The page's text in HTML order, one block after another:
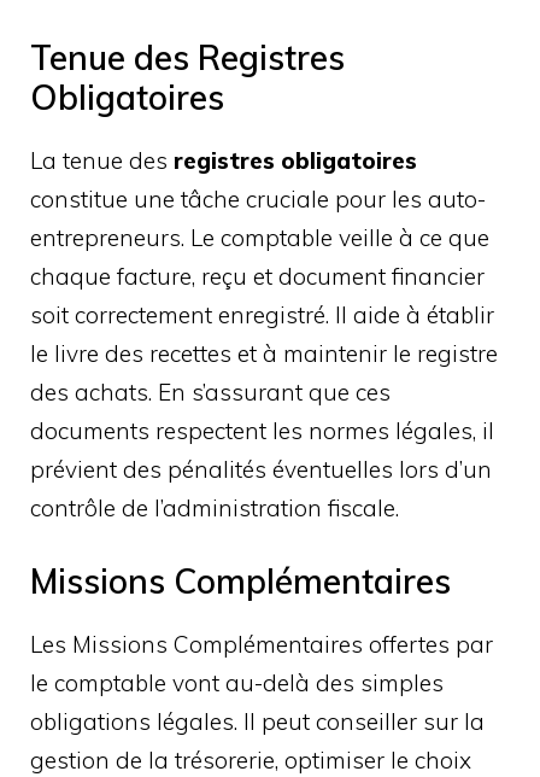
Tenue des Registres
Obligatoires
La tenue des registres obligatoires
constitue une tâche cruciale pour les auto-
entrepreneurs. Le comptable veille à ce que
chaque facture, reçu et document financier
soit correctement enregistré. Il aide à établir
le livre des recettes et à maintenir le registre
des achats. En s’assurant que ces
documents respectent les normes légales, il
prévient des pénalités éventuelles lors d’un
contrôle de l’administration fiscale.
Missions Complémentaires
Les Missions Complémentaires offertes par
le comptable vont au-delà des simples
obligations légales. Il peut conseiller sur la
gestion de la trésorerie, optimiser le choix